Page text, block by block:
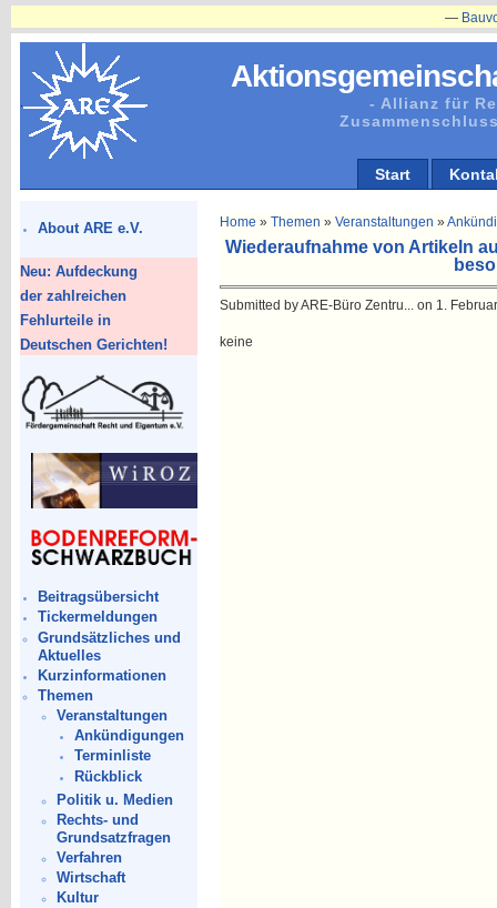
- Allianz für
Start
About ARE e.V.
Neu: Aufdeckung
der zahlreichen
Fehlurteile in
Deutschen Gerichten!
Beitragsübersicht
Tickermeldungen
Grundsätzliches und
Aktuelles
Kurzinformationen
Themen
Veranstaltungen
Ankündigungen
Terminliste
Rückblick
Politik u. Medien
Rechts- und
Grundsatzfragen
Verfahren
Wirtschaft
Kultur
Home » Themen » Veranstaltungen »
Wiederaufnahme von Artikeln
Submitted by ARE-Büro Zentru... on 1.
keine